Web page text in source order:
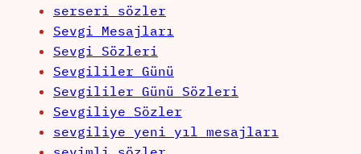
serseri sözler
Sevgi Mesajları
Sevgi Sözleri
Sevgililer Günü
Sevgililer Günü Sözleri
Sevgiliye Sözler
sevgiliye yeni yıl mesajları